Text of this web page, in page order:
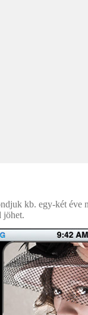
kb. egy-két
jöhet.